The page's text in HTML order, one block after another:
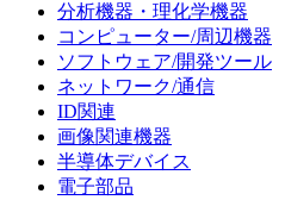
分析機器・理化学機器
コンピューター/周辺機器
ソフトウェア/開発ツール
ネットワーク/通信
ID関連
画像関連機器
半導体デバイス
電子部品